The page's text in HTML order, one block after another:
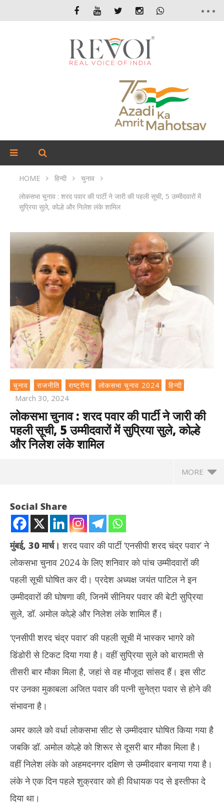
HOME हिन्दी
चुनाव
लोकसभा चुनाव : शरद पवार की पार्टी ने जारी की पहली सूची, 5 उम्मीदवारों में
सुप्रिया सुले, कोल्हे और निलेश लंके शामिल
चुनाव राजनीति राष्ट्रीय लोकसभा चुनाव 2024 हिन्दी
March 30, 2024
लोकसभा चुनाव : शरद पवार की पार्टी ने जारी की
पहली सूची, 5 उम्मीदवारों में सुप्रिया सुले, कोल्हे
और निलेश लंके शामिल
MORE
लोकसभा चुनाव : शरद पवार की पार्टी ने जारी की पहली सूची, 5 उम्मीदवारों में
सुप्रिया सुले, कोल्हे और निलेश लंके शामिल
March
30,
2024
Social Share
मुंबई, 30 मार्च।शरद पवार की पार्टी ‘एनसीपी शरद चंद्र पवार’ ने
लोकसभा चुनाव 2024 के लिए शनिवार को पांच उम्मीदवारों की
पहली सूची घोषित कर दी। प्रदेश अध्यक्ष जयंत पाटिल ने इन
उम्मीदवारों की घोषणा की, जिनमें सीनियर पवार की बेटी सुप्रिया
सुले, डॉ. अमोल कोल्हे और निलेश लंके शामिल हैं।
‘एनसीपी शरद चंद्र पवार’ की पहली सूची में भास्कर भागरे को
डिंडोरी से टिकट दिया गया है। वहीं सुप्रिया सुले को बारामती से
तीसरी बार मौका मिला है, जहां से वह मौजूदा सांसद हैं। इस सीट
पर उनका मुकाबला अजित पवार की पत्नी सुनेत्रा पवार से होने की
संभावना है।
अमर काले को वर्धा लोकसभा सीट से उम्मीदवार घोषित किया गया है
जबकि डॉ. अमोल कोल्हे को शिरूर से दूसरी बार मौका मिला है।
वहीं निलेश लंके को अहमदनगर दक्षिण से उम्मीदवार बनाया गया है।
लंके ने एक दिन पहले शुक्रवार को ही विधायक पद से इस्तीफा दे
दिया था।